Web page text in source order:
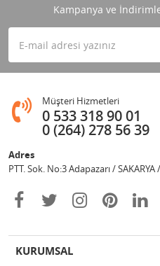
Kampanya ve
Müşteri Hizmetleri
0 533 318 90 01
0 (264) 278 56 39
Adres
PTT. Sok. No:3 Adapazarı / SAKARYA
KURUMSAL